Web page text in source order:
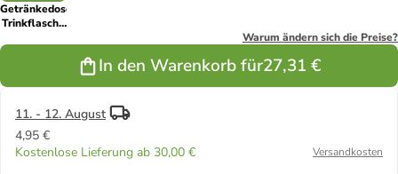
Getränkedosen
Trinkflasche
es nicht r... in
Warum ändern sich die Preise?
In den Warenkorb für27,31 €
11. - 12. August
4,95 €
Kostenlose Lieferung ab 30,00 €
Versandkosten